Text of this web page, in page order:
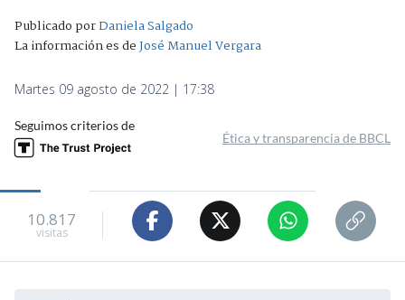
Publicado porDaniela Salgado
La información es deJosé Manuel Vergara
Martes 09 agosto de 2022 | 17:38
Seguimos criterios de
Ética y transparencia de BBCL
10.817
visitas